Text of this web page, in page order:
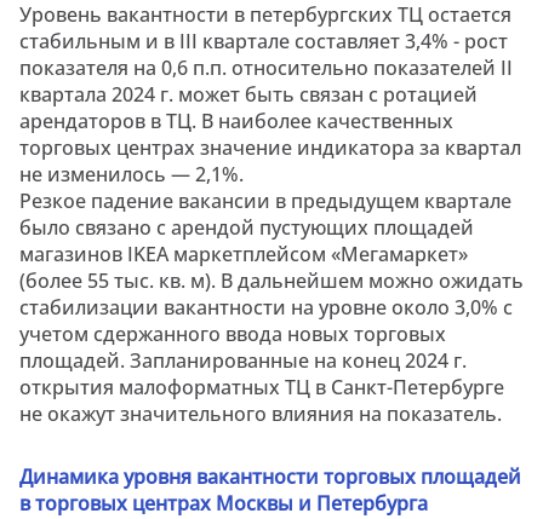
Уровень вакантности в петербургских ТЦ остается
стабильным и в III квартале составляет 3,4% - рост
показателя на 0,6 п.п. относительно показателей II
квартала 2024 г. может быть связан с ротацией
арендаторов в ТЦ. В наиболее качественных
торговых центрах значение индикатора за квартал
не изменилось — 2,1%.
Резкое падение вакансии в предыдущем квартале
было связано с арендой пустующих площадей
магазинов IKEA маркетплейсом «Мегамаркет»
(более 55 тыс. кв. м). В дальнейшем можно ожидать
стабилизации вакантности на уровне около 3,0% с
учетом сдержанного ввода новых торговых
площадей. Запланированные на конец 2024 г.
открытия малоформатных ТЦ в Санкт-Петербурге
не окажут значительного влияния на показатель.
Динамика уровня вакантности торговых площадей
в торговых центрах Москвы и Петербурга